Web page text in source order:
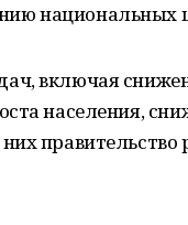
национальных
включая
населения,
правительство